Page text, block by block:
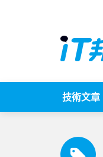
技術文章